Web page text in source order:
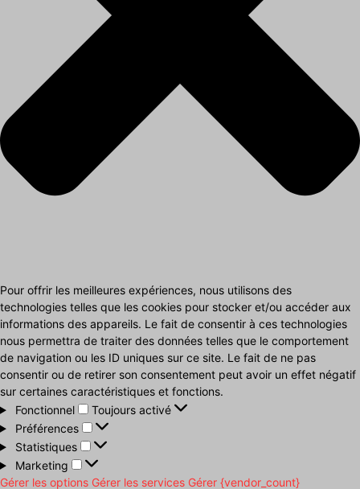
Pour offrir les meilleures expériences, nous utilisons des
technologies telles que les cookies pour stocker et/ou accéder aux
informations des appareils. Le fait de consentir à ces technologies
nous permettra de traiter des données telles que le comportement
de navigation ou les ID uniques sur ce site. Le fait de ne pas
consentir ou de retirer son consentement peut avoir un effet négatif
sur certaines caractéristiques et fonctions.
Fonctionnel
Fonctionnel
Toujours activé
Préférences
Préférences
Statistiques
Statistiques
Marketing
Marketing
Gérer les options Gérer les services Gérer {vendor_count}